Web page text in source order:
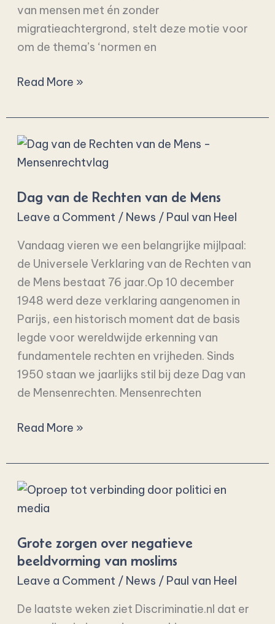
van mensen met én zonder
migratieachtergrond, stelt deze motie voor
om de thema’s ‘normen en
Read More »
Dag van de Rechten van de Mens
Leave a Comment / News / Paul van Heel
Vandaag vieren we een belangrijke mijlpaal:
de Universele Verklaring van de Rechten van
de Mens bestaat 76 jaar.Op 10 december
1948 werd deze verklaring aangenomen in
Parijs, een historisch moment dat de basis
legde voor wereldwijde erkenning van
fundamentele rechten en vrijheden. Sinds
1950 staan we jaarlijks stil bij deze Dag van
de Mensenrechten. Mensenrechten
Dag
van
Rechten
van
Mens
Read More »
Grote zorgen over negatieve
beeldvorming van moslims
Leave a Comment / News / Paul van Heel
De laatste weken ziet Discriminatie.nl dat er
Grote
zorgen
negatieve
beeldvorming
van